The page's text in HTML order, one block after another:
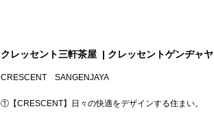
クレッセント三軒茶屋 | クレッセントゲンヂャヤ
CRESCENT SANGENJAYA
①【CRESCENT】日々の快適をデザインする住まい。